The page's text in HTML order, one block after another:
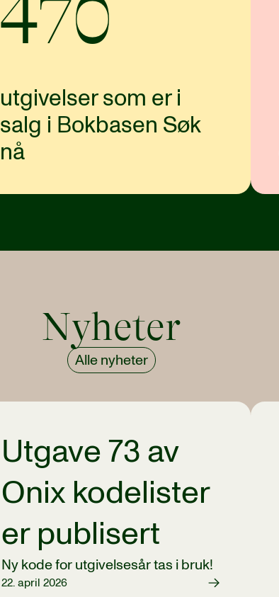
470
utgivelser som er i
salg i Bokbasen Søk
nå
Nyheter
Alle nyheter
Utgave 73 av
Onix kodelister
er publisert
Ny kode for utgivelsesår tas i bruk!
22. april 2026